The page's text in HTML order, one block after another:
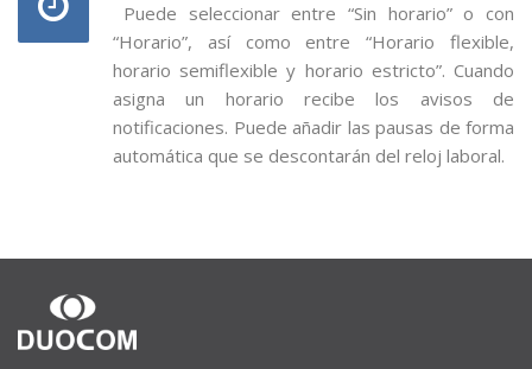
Puede seleccionar entre “Sin horario” o con
“Horario”, así como entre “Horario flexible,
horario semiflexible y horario estricto”. Cuando
asigna un horario recibe los avisos de
notificaciones. Puede añadir las pausas de forma
automática que se descontarán del reloj laboral.
SOBRE
NOSOTROS